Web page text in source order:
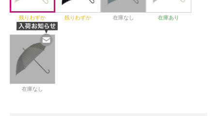
残りわずか 残りわずか 在庫なし 在庫あり
在庫なし